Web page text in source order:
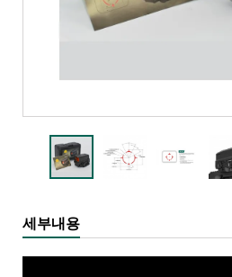
세부내용